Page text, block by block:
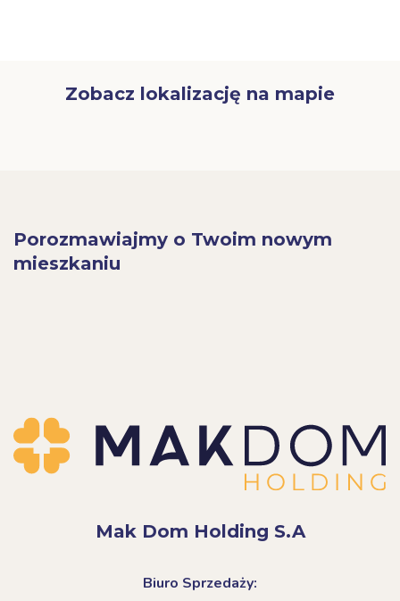
Zobacz lokalizację na mapie
Porozmawiajmy o Twoim nowym
mieszkaniu
Mak Dom Holding S.A
Biuro Sprzedaży: